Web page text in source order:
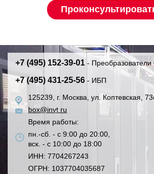
+7 (495) 152-39-01 - Преобразователи
+7 (495) 431-25-56 - ИБП
125239, г. Москва, ул. Коптевская,
box@invt.ru
Время работы:
пн.-сб. - с 9:00 до 20:00,
вск. - с 10:00 до 18:00
ИНН: 7704267243
ОГРН: 1037704035687